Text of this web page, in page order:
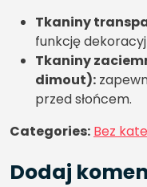
Tkaniny
funkcję
Tkaniny
dimout):
przed słońcem.
Categories: Bez
Dodaj